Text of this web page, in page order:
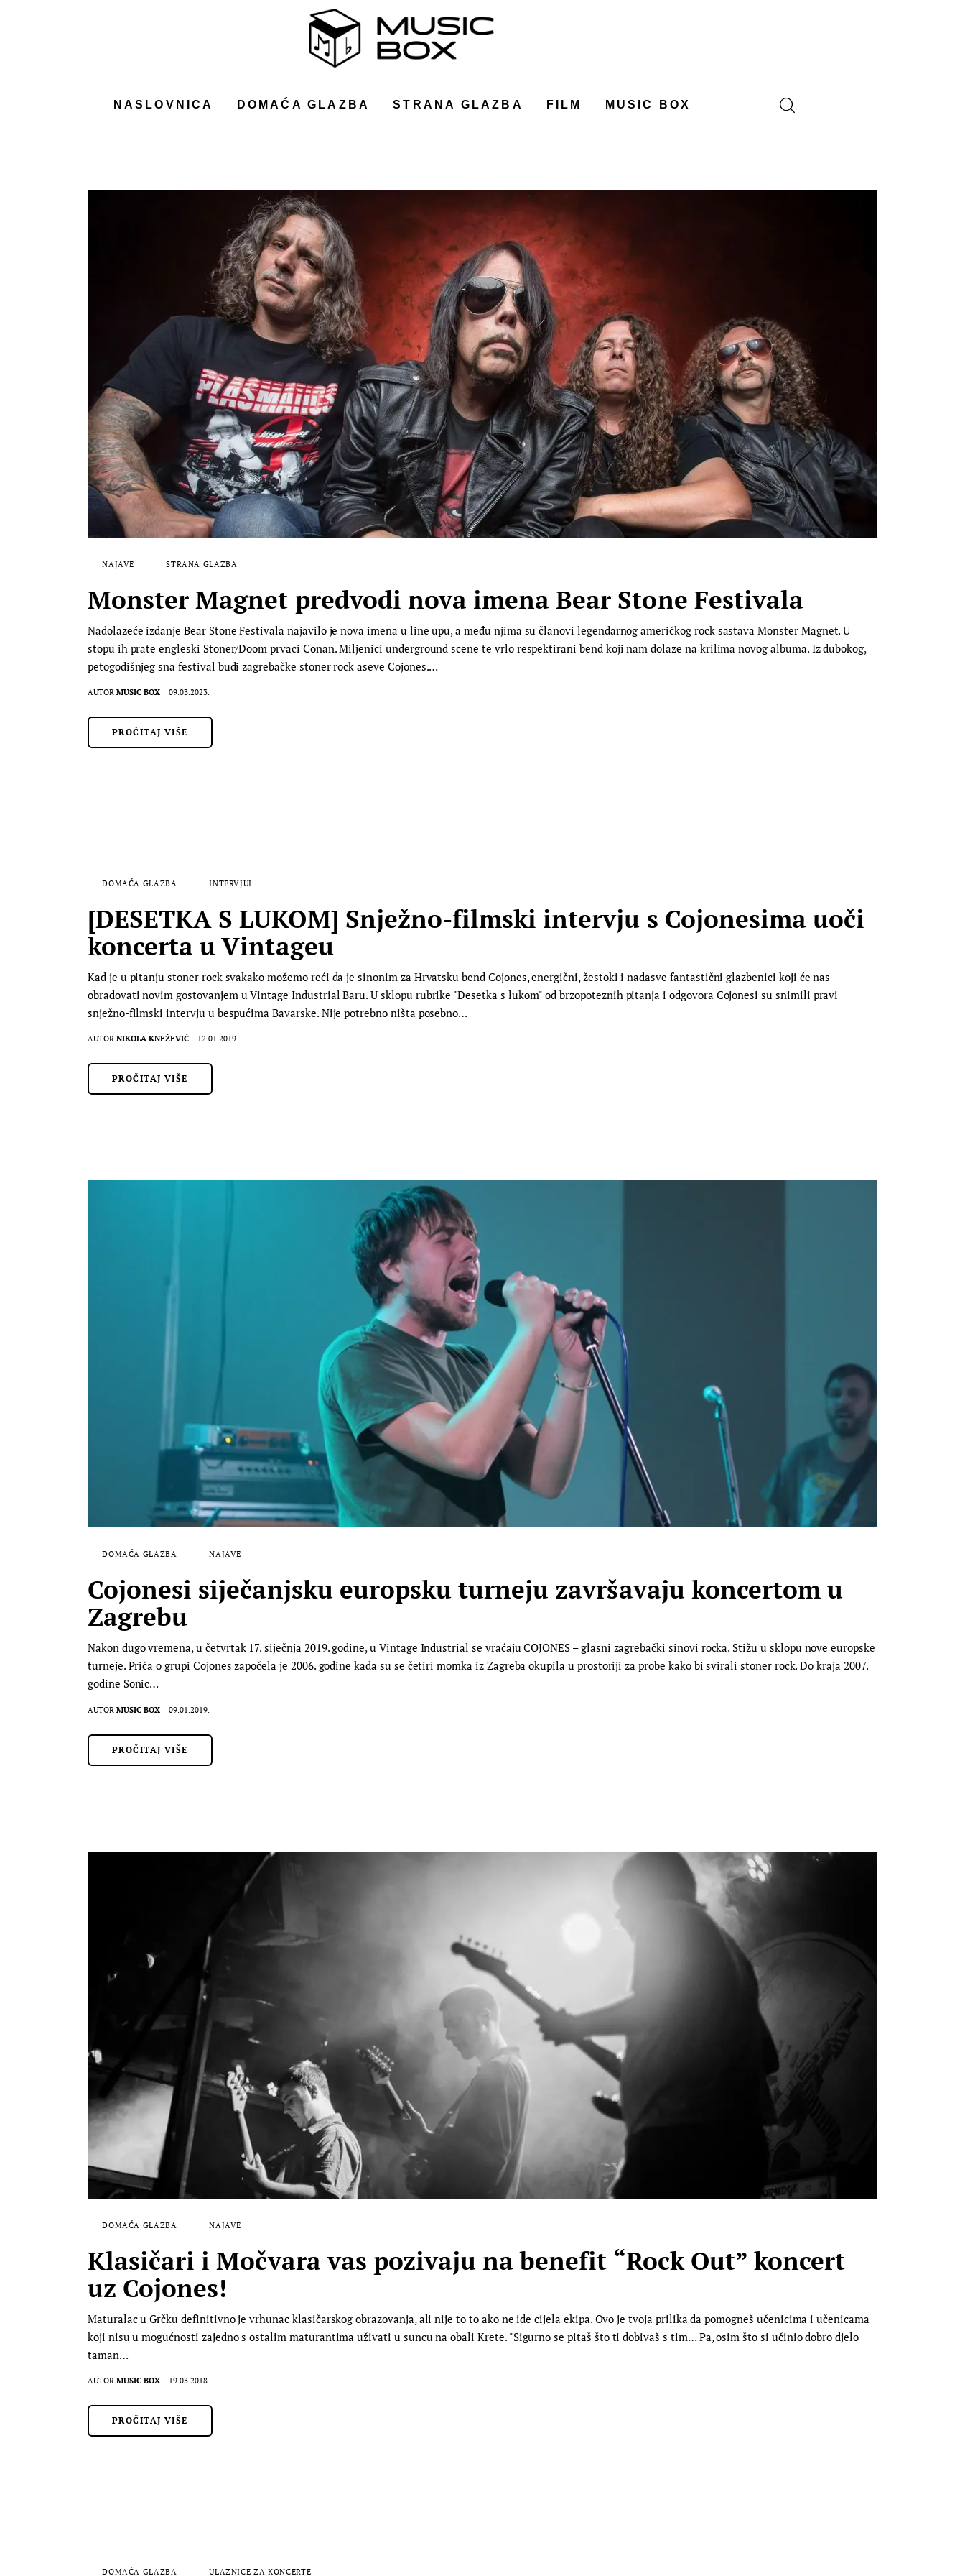
NASLOVNICA DOMAĆA GLAZBA STRANA GLAZBA FILM MUSIC BOX
NAJAVE STRANA GLAZBA
Monster Magnet predvodi nova imena Bear Stone Festivala
Nadolazeće izdanje Bear Stone Festivala najavilo je nova imena u line upu, a među njima su članovi legendarnog američkog rock sastava Monster Magnet. U
stopu ih prate engleski Stoner/Doom prvaci Conan. Miljenici underground scene te vrlo respektirani bend koji nam dolaze na krilima novog albuma. Iz dubokog,
petogodišnjeg sna festival budi zagrebačke stoner rock aseve Cojones.…
AUTOR MUSIC BOX 09.03.2023.
PROČITAJ VIŠE
DOMAĆA GLAZBA INTERVJUI
[DESETKA S LUKOM] Snježno-filmski intervju s Cojonesima uoči
koncerta u Vintageu
Kad je u pitanju stoner rock svakako možemo reći da je sinonim za Hrvatsku bend Cojones, energični, žestoki i nadasve fantastični glazbenici koji će nas
obradovati novim gostovanjem u Vintage Industrial Baru. U sklopu rubrike "Desetka s lukom" od brzopoteznih pitanja i odgovora Cojonesi su snimili pravi
snježno-filmski intervju u bespućima Bavarske. Nije potrebno ništa posebno…
AUTOR NIKOLA KNEŽEVIĆ 12.01.2019.
PROČITAJ VIŠE
DOMAĆA GLAZBA NAJAVE
Cojonesi siječanjsku europsku turneju završavaju koncertom u
Zagrebu
Nakon dugo vremena, u četvrtak 17. siječnja 2019. godine, u Vintage Industrial se vraćaju COJONES – glasni zagrebački sinovi rocka. Stižu u sklopu nove europske
turneje. Priča o grupi Cojones započela je 2006. godine kada su se četiri momka iz Zagreba okupila u prostoriji za probe kako bi svirali stoner rock. Do kraja 2007.
godine Sonic…
AUTOR MUSIC BOX 09.01.2019.
PROČITAJ VIŠE
DOMAĆA GLAZBA NAJAVE
Klasičari i Močvara vas pozivaju na benefit “Rock Out” koncert
uz Cojones!
Maturalac u Grčku definitivno je vrhunac klasičarskog obrazovanja, ali nije to to ako ne ide cijela ekipa. Ovo je tvoja prilika da pomogneš učenicima i učenicama
koji nisu u mogućnosti zajedno s ostalim maturantima uživati u suncu na obali Krete. "Sigurno se pitaš što ti dobivaš s tim… Pa, osim što si učinio dobro djelo
taman…
AUTOR MUSIC BOX 19.03.2018.
PROČITAJ VIŠE
DOMAĆA GLAZBA ULAZNICE ZA KONCERTE